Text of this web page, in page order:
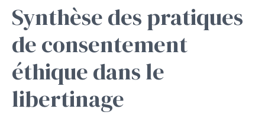
Synthèse des pratiques
de consentement
éthique dans le
libertinage